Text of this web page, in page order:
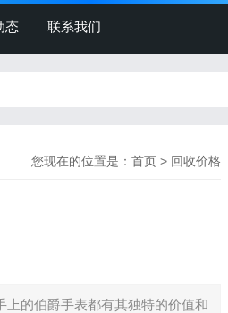
态 联系我们
您现在的位置是： 首页 > 回收价格
的伯爵手表都有其独特的价值和